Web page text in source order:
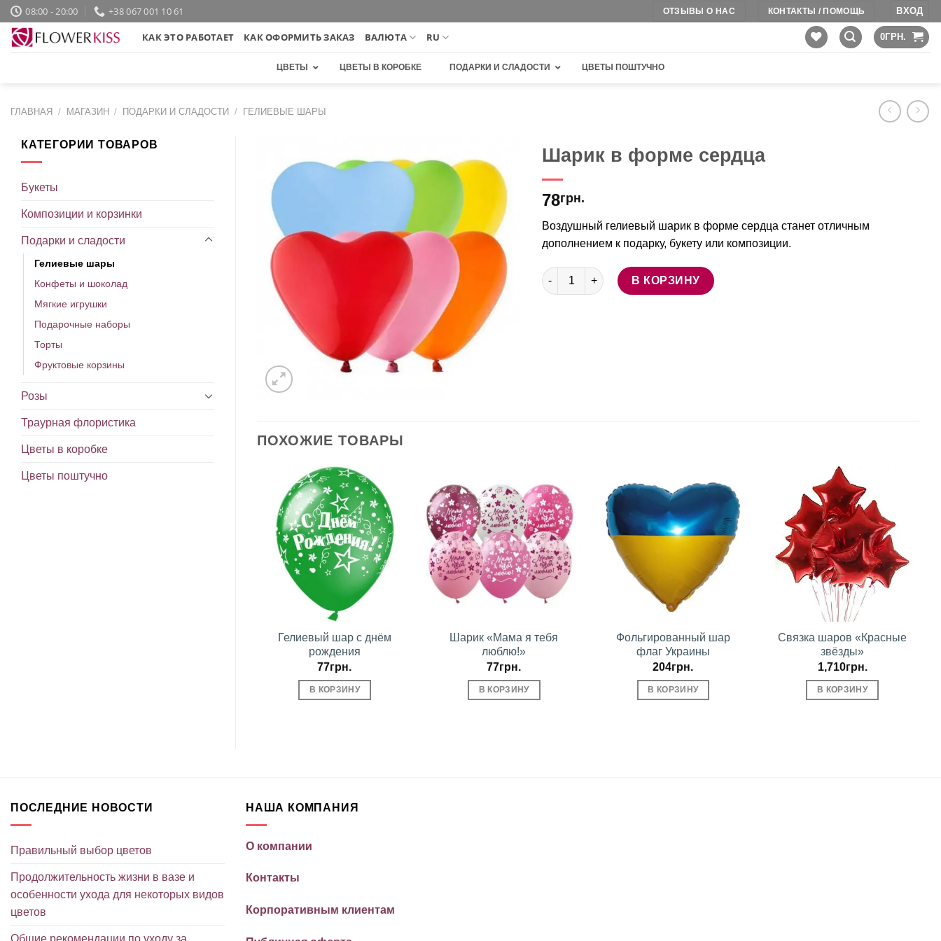
Skip
to
content
08:00 - 20:00 +38 067 001 10 61 ОТЗЫВЫ О НАС КОНТАКТЫ / ПОМОЩЬ ВХОД
КАК ЭТО РАБОТАЕТ КАК ОФОРМИТЬ ЗАКАЗ ВАЛЮТА RU 0ГРН.
ЦВЕТЫ ЦВЕТЫ В КОРОБКЕ ПОДАРКИ И СЛАДОСТИ ЦВЕТЫ ПОШТУЧНО
ГЛАВНАЯ / МАГАЗИН / ПОДАРКИ И СЛАДОСТИ / ГЕЛИЕВЫЕ ШАРЫ
КАТЕГОРИИ ТОВАРОВ
Букеты
Композиции и корзинки
Подарки и сладости
Гелиевые шары
Конфеты и шоколад
Мягкие игрушки
Подарочные наборы
Торты
Фруктовые корзины
Розы
Траурная флористика
Цветы в коробке
Цветы поштучно
Шарик в форме сердца
78грн.
Воздушный гелиевый шарик в форме сердца станет отличным
дополнением к подарку, букету или композиции.
Количество товара Шарик в форме сердца
В КОРЗИНУ
ПОХОЖИЕ ТОВАРЫ
В
избранное
Гелиевый шар с днём
рождения
77грн.
В КОРЗИНУ
В
избранное
Шарик «Мама я тебя
люблю!»
77грн.
В КОРЗИНУ
избранное
Фольгированный шар
флаг Украины
204грн.
В КОРЗИНУ
избранное
Связка шаров «Красные
звёзды»
1,710грн.
В КОРЗИНУ
ПОСЛЕДНИЕ НОВОСТИ
Правильный выбор цветов
Продолжительность жизни в вазе и
особенности ухода для некоторых видов
цветов
Общие рекомендации по уходу за
НАША КОМПАНИЯ
О компании
Контакты
Корпоративным клиентам